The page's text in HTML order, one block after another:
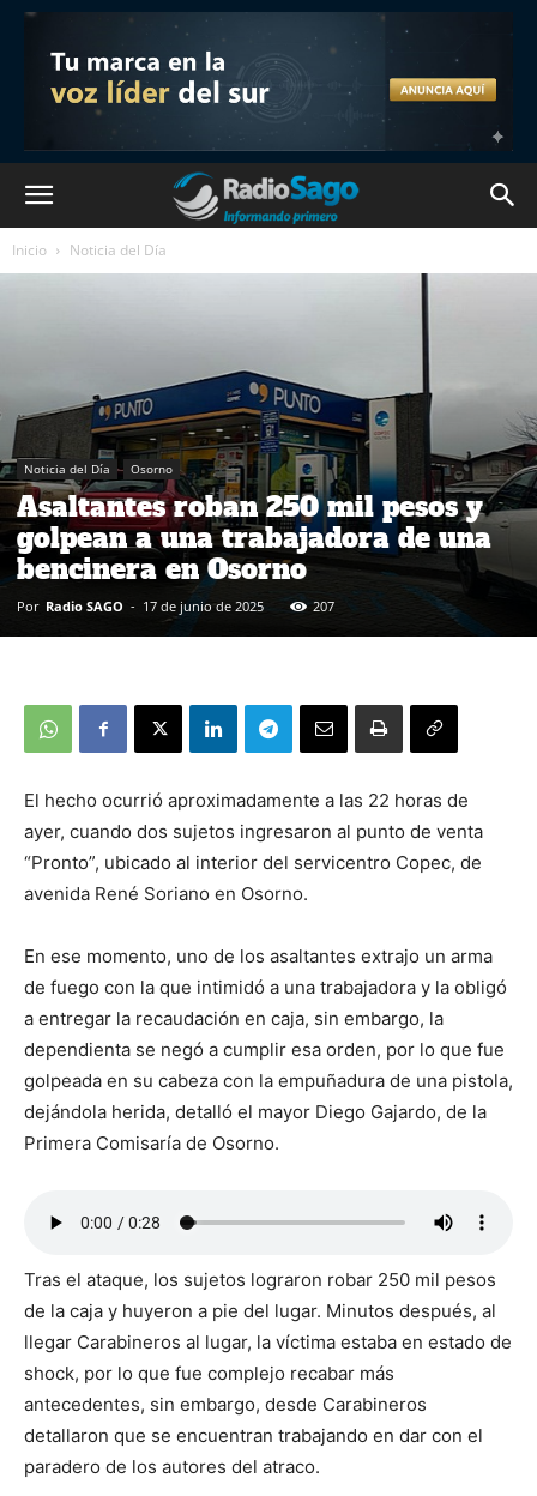
Inicio Noticia del Día
Noticia del Día Osorno
Asaltantes roban 250 mil pesos y
golpean a una trabajadora de una
bencinera en Osorno
Por Radio SAGO - 17 de junio de 2025 207
El hecho ocurrió aproximadamente a las 22 horas de
ayer, cuando dos sujetos ingresaron al punto de venta
“Pronto”, ubicado al interior del servicentro Copec, de
avenida René Soriano en Osorno.
En ese momento, uno de los asaltantes extrajo un arma
de fuego con la que intimidó a una trabajadora y la obligó
a entregar la recaudación en caja, sin embargo, la
dependienta se negó a cumplir esa orden, por lo que fue
golpeada en su cabeza con la empuñadura de una pistola,
dejándola herida, detalló el mayor Diego Gajardo, de la
Primera Comisaría de Osorno.
Tras el ataque, los sujetos lograron robar 250 mil pesos
de la caja y huyeron a pie del lugar. Minutos después, al
llegar Carabineros al lugar, la víctima estaba en estado de
shock, por lo que fue complejo recabar más
antecedentes, sin embargo, desde Carabineros
detallaron que se encuentran trabajando en dar con el
paradero de los autores del atraco.